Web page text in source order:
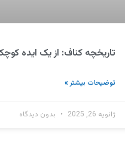
تاریخچه کناف: از یک ایده
توضیحات بیشتر »
ژانویه 26, 2025 بدون دیدگاه